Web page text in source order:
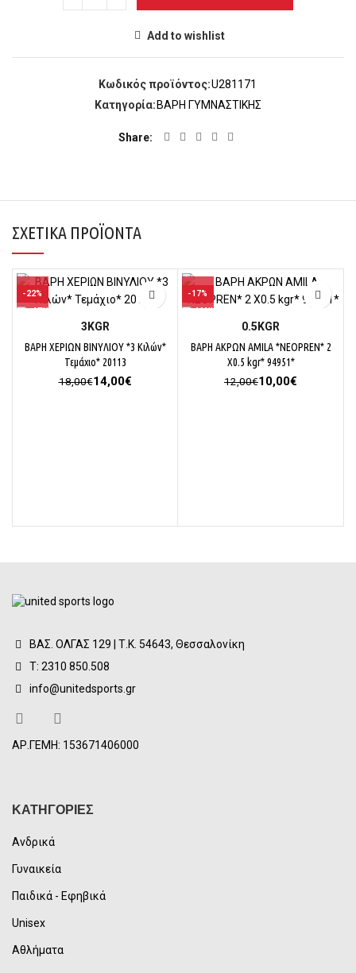
Add to wishlist
Κωδικός προϊόντος:U281171
Κατηγορία: ΒΑΡΗ ΓΥΜΝΑΣΤΙΚΗΣ
Share
ΣΧΕΤΙΚΆ ΠΡΟΪΌΝΤΑ
-22%
3KGR
ΒΑΡΗ ΧΕΡΙΩΝ ΒΙΝΥΛΙΟΥ *3 Κιλών*
Τεμάχιο* 20113
18,00€Original
14,00€Η
-17%
0.5KGR
ΒΑΡΗ ΑΚΡΩΝ AMILA *NEOPREN* 2
X0.5 kgr* 94951*
12,00€Original
10,00€
ΒΑΣ. ΟΛΓΑΣ 129 | Τ.Κ. 54643, Θεσσαλονίκη
Τ: 2310 850.508
info@unitedsports.gr
ΑΡ.ΓΕΜΗ: 153671406000
ΚΑΤΗΓΟΡΙΕΣ
Ανδρικά
Γυναικεία
Παιδικά - Εφηβικά
Unisex
Αθλήματα